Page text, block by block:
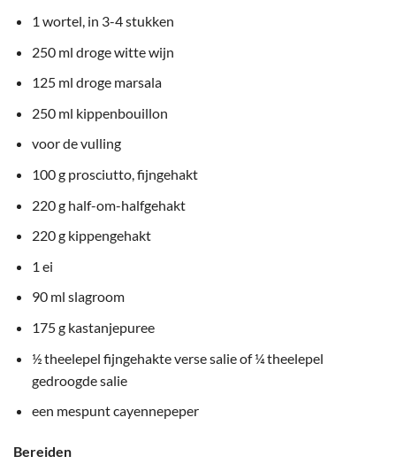
1 wortel, in 3-4 stukken
250 ml droge witte wijn
125 ml droge marsala
250 ml kippenbouillon
voor de vulling
100 g prosciutto, fijngehakt
220 g half-om-halfgehakt
220 g kippengehakt
1 ei
90 ml slagroom
175 g kastanjepuree
½ theelepel fijngehakte verse salie of ¼ theelepel
gedroogde salie
een mespunt cayennepeper
Bereiden